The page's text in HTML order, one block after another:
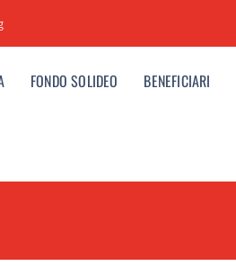
FONDO SOLIDEO BENEFICIARI